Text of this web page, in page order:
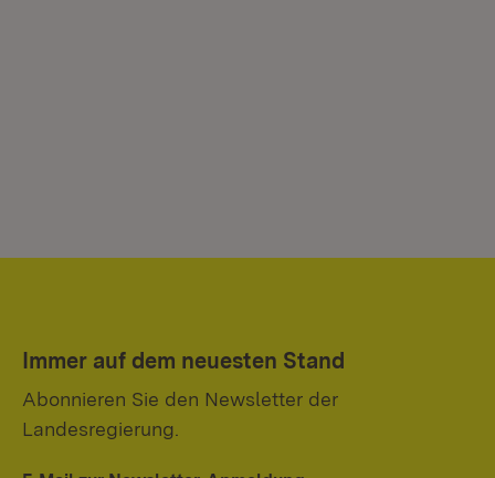
Immer auf dem neuesten Stand
Abonnieren Sie den Newsletter der
Landesregierung.